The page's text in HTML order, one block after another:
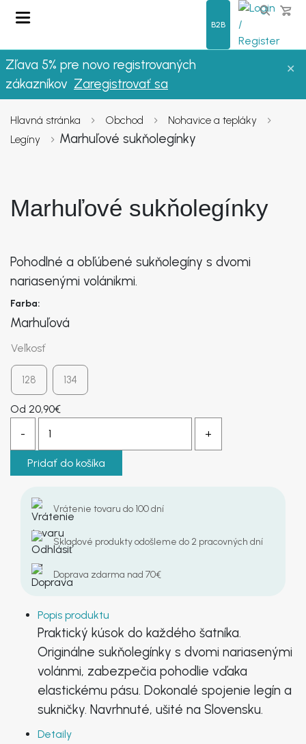
B2B
OBLEČENIE
FAQ
O NÁS
✕
Zľava 5% pre novo registrovaných
zákazníkov Zaregistrovať sa
Hlavná stránka Obchod
Nohavice a tepláky
Legíny
Marhuľové sukňolegínky
Marhuľové sukňolegínky
Pohodlné a obľúbené sukňolegíny s dvomi
nariasenými volánikmi.
Farba:
Marhuľová
Veľkosť
128 134
Od 20,90€
Pridať do košíka
Vrátenie tovaru do 100 dní
Skladové produkty odošleme do 2 pracovných dní
Doprava zdarma nad 70€
Popis produktu
Praktický kúsok do každého šatníka.
Originálne sukňolegínky s dvomi nariasenými
volánmi, zabezpečia pohodlie vďaka
elastickému pásu. Dokonalé spojenie legín a
sukničky. Navrhnuté, ušité na Slovensku.
Detaily